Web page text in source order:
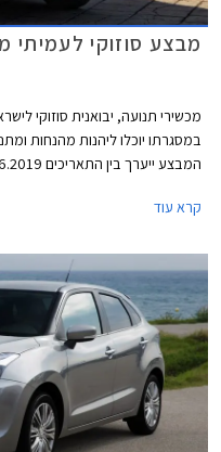
מבצע סוזוקי לעמיתי
מכשירי תנועה, יבואנית סוזוקי
במסגרתו יוכלו ליהנות מהנחות
קרא עוד